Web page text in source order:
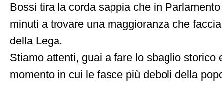
Bossi tira la corda sappia che in
minuti a trovare una maggioranza che
della Lega.
Stiamo attenti, guai a fare lo sbaglio storico
momento in cui le fasce più deboli della